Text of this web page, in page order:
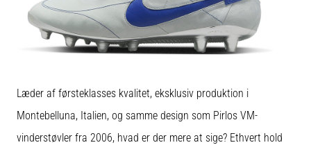
Læder af førsteklasses kvalitet, eksklusiv produktion i
Montebelluna, Italien, og samme design som Pirlos VM-
vinderstøvler fra 2006, hvad er der mere at sige? Ethvert hold